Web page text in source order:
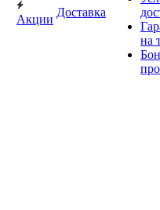
Акции
Доставка
на